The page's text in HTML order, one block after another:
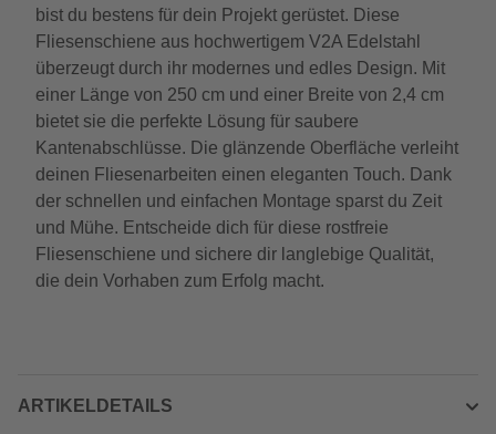
bist du bestens für dein Projekt gerüstet. Diese
Fliesenschiene aus hochwertigem V2A Edelstahl
überzeugt durch ihr modernes und edles Design. Mit
einer Länge von 250 cm und einer Breite von 2,4 cm
bietet sie die perfekte Lösung für saubere
Kantenabschlüsse. Die glänzende Oberfläche verleiht
deinen Fliesenarbeiten einen eleganten Touch. Dank
der schnellen und einfachen Montage sparst du Zeit
und Mühe. Entscheide dich für diese rostfreie
Fliesenschiene und sichere dir langlebige Qualität,
die dein Vorhaben zum Erfolg macht.
ARTIKELDETAILS